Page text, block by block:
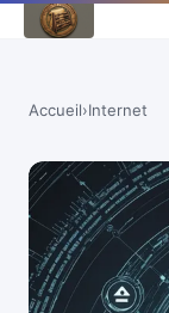
Accueil›Internet